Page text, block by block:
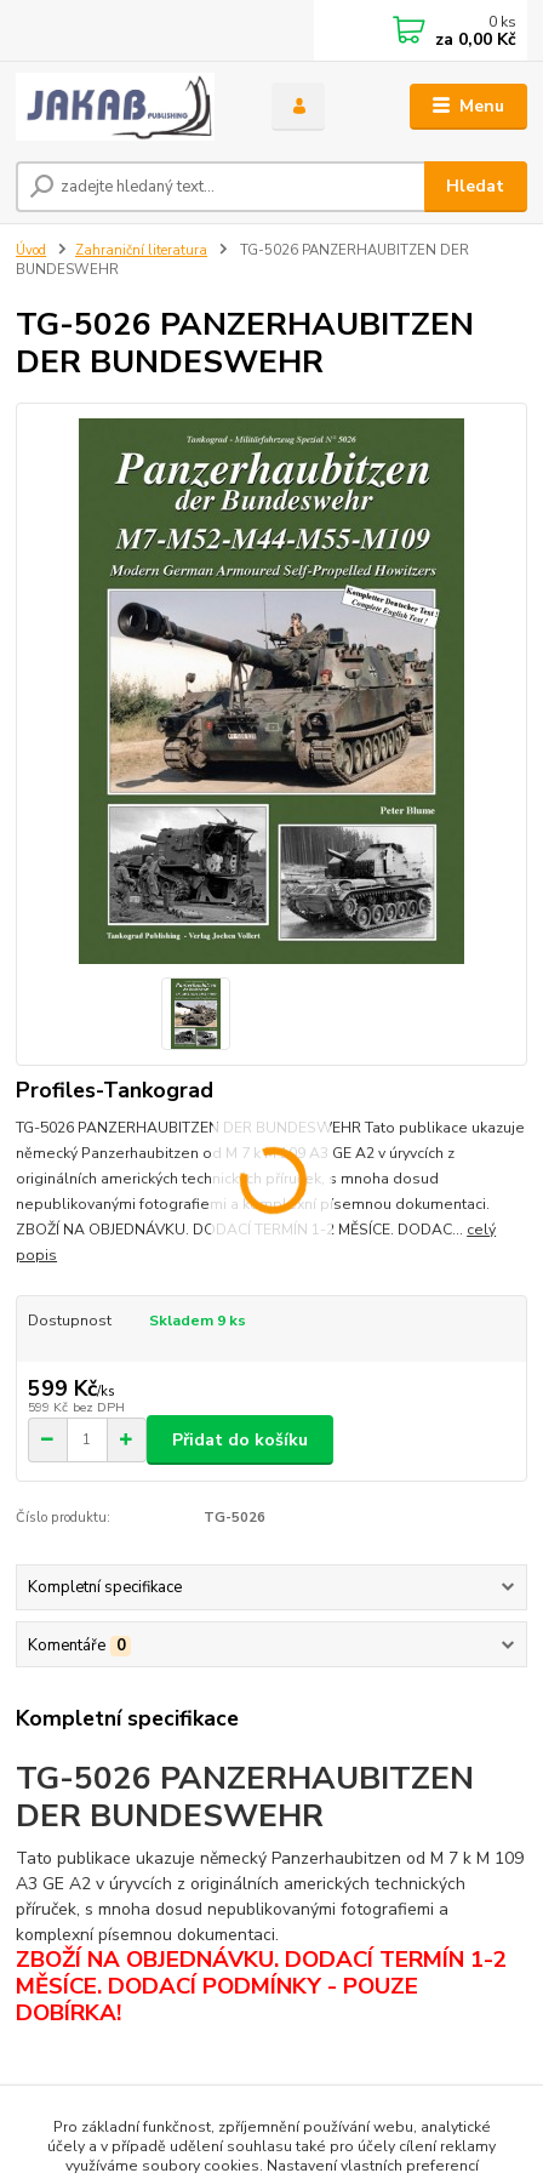
Menu
Hledat
0 ks
za 0,00 Kč
Úvod Zahraniční literatura
TG-5026 PANZERHAUBITZEN DER
BUNDESWEHR
TG-5026 PANZERHAUBITZEN
DER BUNDESWEHR
Profiles-Tankograd
TG-5026 PANZERHAUBITZEN DER BUNDESWEHR Tato publikace ukazuje
německý Panzerhaubitzen od M 7 k M 109 A3 GE A2 v úryvcích z
originálních amerických technických příruček, s mnoha dosud
nepublikovanými fotografiemi a komplexní písemnou dokumentaci.
ZBOŽÍ NA OBJEDNÁVKU. DODACÍ TERMÍN 1-2 MĚSÍCE. DODAC... celý
popis
Dostupnost Skladem 9 ks
599 Kč/ks
599 Kč bez DPH
Přidat do košíku
Číslo produktu: TG-5026
Kompletní specifikace
Komentáře 0
Kompletní specifikace
TG-5026 PANZERHAUBITZEN
DER BUNDESWEHR
Tato publikace ukazuje německý Panzerhaubitzen od M 7 k M 109
A3 GE A2 v úryvcích z originálních amerických technických
příruček, s mnoha dosud nepublikovanými fotografiemi a
komplexní písemnou dokumentaci.
ZBOŽÍ NA OBJEDNÁVKU. DODACÍ TERMÍN 1-2
MĚSÍCE. DODACÍ PODMÍNKY - POUZE
DOBÍRKA!
Zboží zařazeno v kategoriích
Zahraniční literatura
Pro základní funkčnost, zpříjemnění používání webu, analytické
účely a v případě udělení souhlasu také pro účely cílení reklamy
využíváme soubory cookies. Nastavení vlastních preferencí